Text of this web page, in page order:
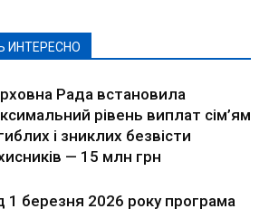
ИНТЕРЕСНО
Рада встановила
рівень виплат сім’ям
і зниклих безвісти
— 15 млн грн
1 березня 2026 року програма